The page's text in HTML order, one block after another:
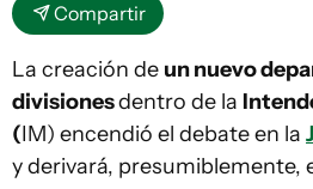
Compartir
La creación de un nuevo
divisionesdentro de la
(IM) encendió el debate en la
y derivará, presumiblemente,